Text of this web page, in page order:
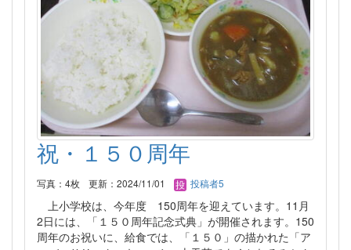
祝・１５０周年
写真：4枚 更新：2024/11/01 投稿者5
上小学校は、今年度 150周年を迎えています。11月
2日には、「１５０周年記念式典」が開催されます。150
周年のお祝いに、給食では、「１５０」の描かれた「ア